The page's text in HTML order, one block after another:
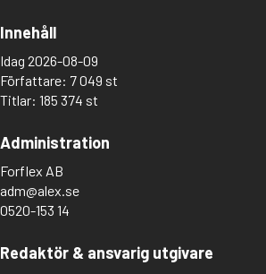
Innehåll
Idag 2026-08-09
Författare: 7 049 st
Titlar: 185 374 st
Administration
Forflex AB
adm@alex.se
0520-153 14
Redaktör & ansvarig utgivare